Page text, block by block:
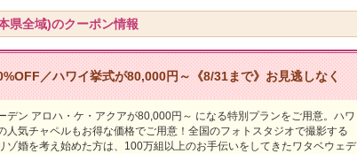
県全域)のクーポン情報
／ハワイ挙式が80,000円～《8/31まで》お見逃しなく
デン アロハ・ケ・アクアが80,000円～ になる特別プランをご用意。ハワ
人気チャペルもお得な価格でご用意！全国のフォトスタジオで撮影する
ゾ婚を考え始めた方は、100万組以上のお手伝いをしてきたワタベウェデ